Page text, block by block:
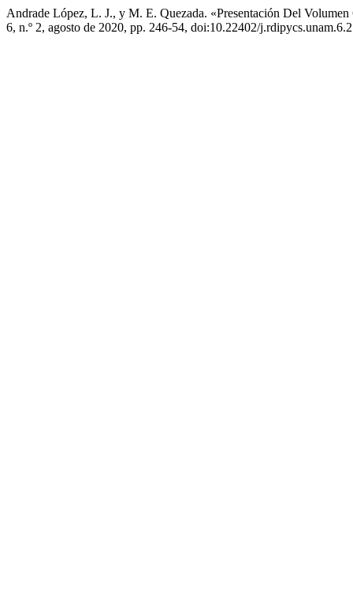
Andrade López, L. J., y M. E. Quezada. «Presentación Del
6, n.º 2, agosto de 2020, pp. 246-54, doi:10.22402/